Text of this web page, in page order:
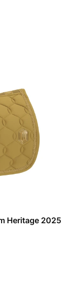
Heritage 2025